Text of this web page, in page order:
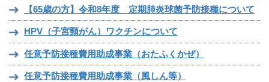
【65歳の方】令和8年度 定期肺炎球菌予防接種について
HPV（子宮頸がん）ワクチンについて
任意予防接種費用助成事業（おたふくかぜ）
任意予防接種費用助成事業（風しん等）